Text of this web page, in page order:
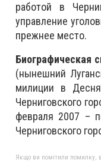
работой в
управление
прежнее место.
Биографическая
(нынешний
милиции в
Черниговского
февраля 2007 –
Черниговского
Якщо ви помітили помилку,